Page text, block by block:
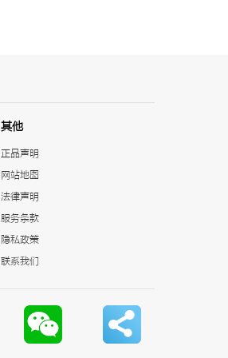
其他
正品声明
网站地图
法律声明
服务条款
隐私政策
联系我们